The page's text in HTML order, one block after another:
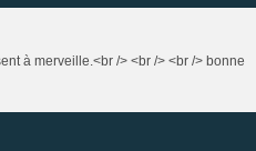
à merveille.<br /> <br /> <br /> bonne